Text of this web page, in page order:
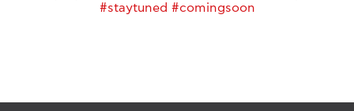
#staytuned #comingsoon